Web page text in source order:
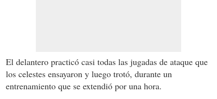
El delantero practicó casi todas las jugadas de ataque que
los celestes ensayaron y luego trotó, durante un
entrenamiento que se extendió por una hora.